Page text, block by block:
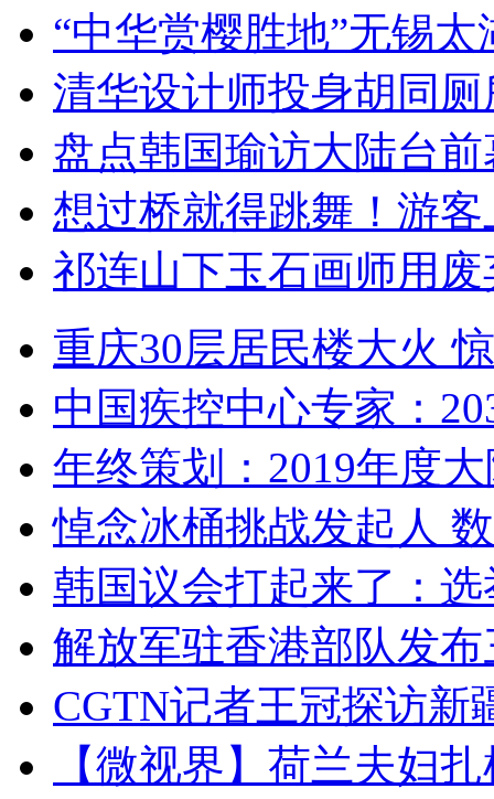
“中华赏樱胜地”无锡
清华设计师投身胡同
盘点韩国瑜访大陆台
想过桥就得跳舞！游客
祁连山下玉石画师用
重庆30层居民楼大火
中国疾控中心专家：
年终策划：2019年度
悼念冰桶挑战发起人
韩国议会打起来了：
解放军驻香港部队发
CGTN记者王冠探访新
【微视界】荷兰夫妇